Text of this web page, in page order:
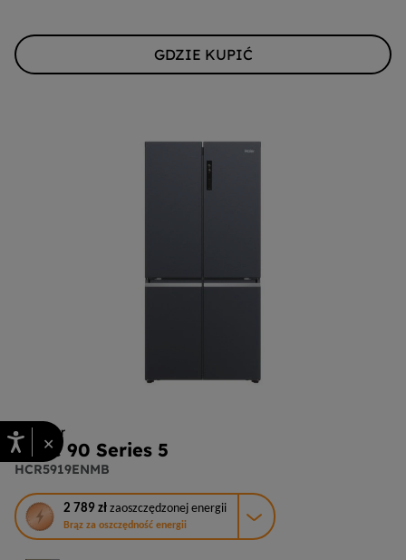
GDZIE KUPIĆ
Multidoor
Cube 90 Series 5
HCR5919ENMB
2 789 zł zaoszczędzonej energii
Brąz za oszczędność energii
To
działanie
otworzy
×